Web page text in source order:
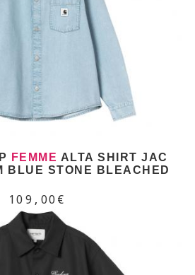
FEMME ALTA SHIRT JAC
BLUE STONE BLEACHED
109,00€